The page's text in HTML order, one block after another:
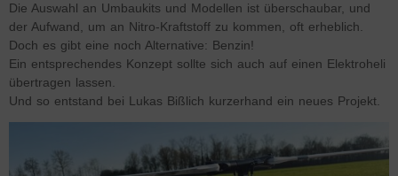
Die Auswahl an Umbaukits und Modellen ist überschaubar, und
der Aufwand, um an Nitro-Kraftstoff zu kommen, oft erheblich.
Doch es gibt eine noch Alternative: Benzin!
Ein entsprechendes Konzept sollte sich auch auf einen Elektroheli
übertragen lassen.
Und so entstand bei Lukas Bißlich kurzerhand ein neues Projekt.